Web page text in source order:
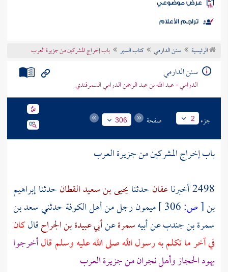
الكتب
موضوعي
تراجم الأعلام
الرئيسية سنن الدارمي كتاب السير باب إخراج المشركين من جزيرة العرب
سنن الدارمي
الدرامي - عبد الله بن عبد الرحمن الدرامي السمرقندي
جزء 2 صفحة 306
باب إخراج المشركين منجزيرة العرب
2498 أخبرنا
عفانحدثنايحيى بن سعيد القطانحدثناإبراهيم
بن[ص: ميمونرجل من أهلالكوفةحدثنيسعد بن
سمرة بن جندبعن أبيهسمرةعنأبي عبيدة بن الجراحقالكان
في آخر ما تكلم به رسول الله صلى الله عليه وسلم قالأخرجوا
يهودالحجازوأهلنجرانمنجزيرة العرب